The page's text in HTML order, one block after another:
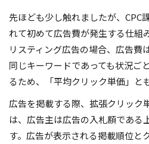
先ほども少し触れましたが、CPC
れて初めて広告費が発生する仕組
リスティング広告の場合、広告費
同じキーワードであっても状況ご
るため、「平均クリック単価」と
広告を掲載する際、拡張クリック
は、広告主は広告の入札額である
す。広告が表示される掲載順位と